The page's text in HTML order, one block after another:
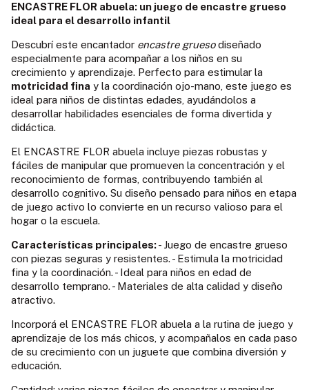
ENCASTRE FLOR abuela: un juego de encastre grueso
ideal para el desarrollo infantil
Descubrí este encantador encastre gruesodiseñado
especialmente para acompañar a los niños en su
crecimiento y aprendizaje. Perfecto para estimular la
motricidad fina y la coordinación ojo-mano, este juego es
ideal para niños de distintas edades, ayudándolos a
desarrollar habilidades esenciales de forma divertida y
didáctica.
El ENCASTRE FLOR abuela incluye piezas robustas y
fáciles de manipular que promueven la concentración y el
reconocimiento de formas, contribuyendo también al
desarrollo cognitivo. Su diseño pensado para niños en etapa
de juego activo lo convierte en un recurso valioso para el
hogar o la escuela.
Características principales:- Juego de encastre grueso
con piezas seguras y resistentes. - Estimula la motricidad
fina y la coordinación. - Ideal para niños en edad de
desarrollo temprano. - Materiales de alta calidad y diseño
atractivo.
Incorporá el ENCASTRE FLOR abuela a la rutina de juego y
aprendizaje de los más chicos, y acompañalos en cada paso
de su crecimiento con un juguete que combina diversión y
educación.